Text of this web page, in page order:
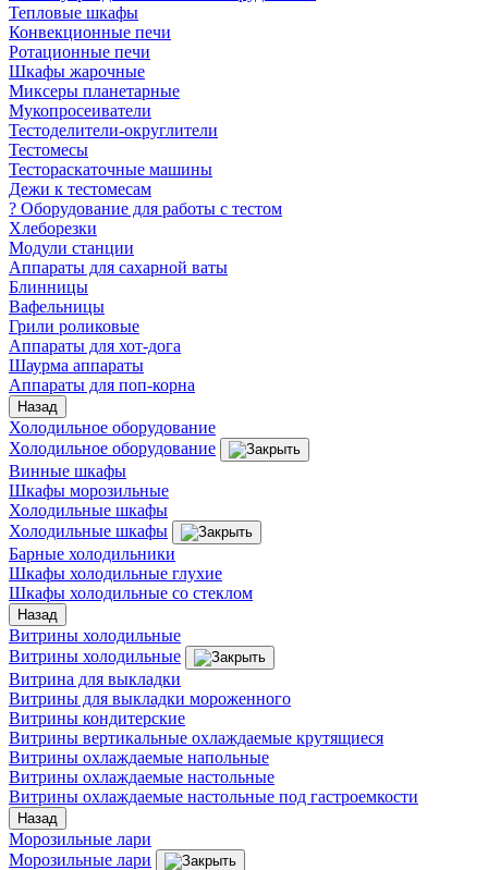
Тепловые шкафы
Конвекционные печи
Ротационные печи
Шкафы жарочные
Миксеры планетарные
Мукопросеиватели
Тестоделители-округлители
Тестомесы
Тестораскаточные машины
Дежи к тестомесам
? Оборудование для работы с тестом
Хлеборезки
Модули станции
Аппараты для сахарной ваты
Блинницы
Вафельницы
Грили роликовые
Аппараты для хот-дога
Шаурма аппараты
Аппараты для поп-корна
Назад
Холодильное оборудование
Холодильное оборудование
Винные шкафы
Шкафы морозильные
Холодильные шкафы
Холодильные шкафы
Барные холодильники
Шкафы холодильные глухие
Шкафы холодильные со стеклом
Назад
Витрины холодильные
Витрины холодильные
Витрина для выкладки
Витрины для выкладки мороженного
Витрины кондитерские
Витрины вертикальные охлаждаемые крутящиеся
Витрины охлаждаемые напольные
Витрины охлаждаемые настольные
Витрины охлаждаемые настольные под гастроемкости
Назад
Морозильные лари
Морозильные лари